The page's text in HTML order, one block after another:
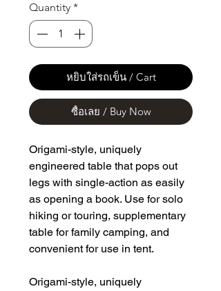
Quantity *
หยิบใส่รถเข็น / Cart
ซื้อเลย / Buy Now
Origami-style, uniquely
engineered table that pops out
legs with single-action as easily
as opening a book. Use for solo
hiking or touring, supplementary
table for family camping, and
convenient for use in tent.
Origami-style, uniquely